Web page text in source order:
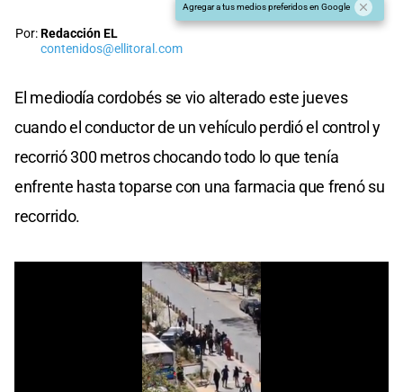
Agregar a tus medios preferidos en Google
Por:Redacción EL
contenidos@ellitoral.com
El mediodía cordobés se vio alterado este jueves
cuando el conductor de un vehículo perdió el control y
recorrió 300 metros chocando todo lo que tenía
enfrente hasta toparse con una farmacia que frenó su
recorrido.